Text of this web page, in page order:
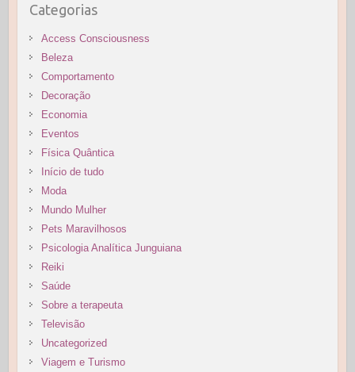
Categorias
Access Consciousness
Beleza
Comportamento
Decoração
Economia
Eventos
Física Quântica
Início de tudo
Moda
Mundo Mulher
Pets Maravilhosos
Psicologia Analítica Junguiana
Reiki
Saúde
Sobre a terapeuta
Televisão
Uncategorized
Viagem e Turismo